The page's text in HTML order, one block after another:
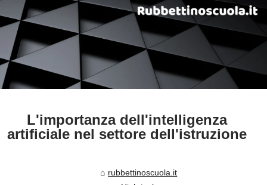
L'importanza dell'intelligenza
artificiale nel settore dell'istruzione
rubbettinoscuola.it